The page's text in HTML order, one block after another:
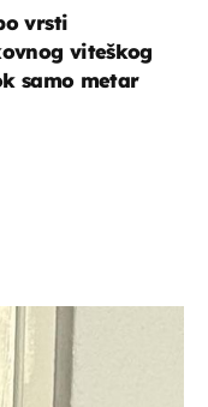
vrsti
viteškog
samo metar